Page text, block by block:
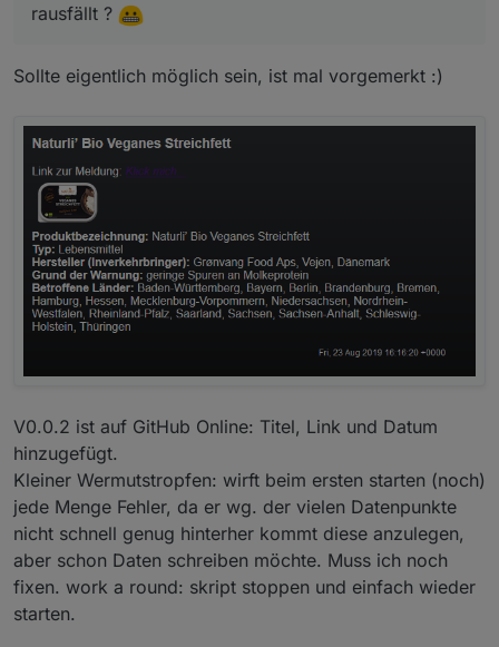
rausfällt ?
Sollte eigentlich möglich sein, ist mal vorgemerkt :)
V0.0.2 ist auf GitHub Online: Titel, Link und Datum
hinzugefügt.
Kleiner Wermutstropfen: wirft beim ersten starten (noch)
jede Menge Fehler, da er wg. der vielen Datenpunkte
nicht schnell genug hinterher kommt diese anzulegen,
aber schon Daten schreiben möchte. Muss ich noch
fixen. work a round: skript stoppen und einfach wieder
starten.